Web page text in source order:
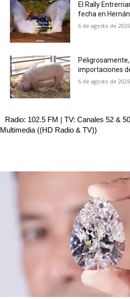
El Rally
fecha en
6 de agosto de 2026
importaciones
6 de agosto de 2026
Radio: 102.5 FM | TV: Canales 52 &
Multimedia ((HD Radio & TV))